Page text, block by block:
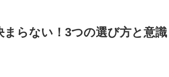
らない！3つの選び方と意